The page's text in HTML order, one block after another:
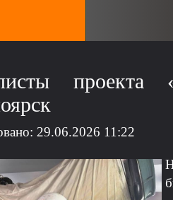
проекта
29.06.2026 11:22